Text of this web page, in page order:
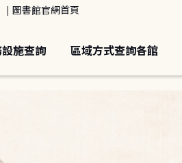
圖書館官網首頁
施查詢 區域方式查詢各館